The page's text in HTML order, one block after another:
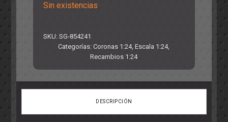
Sin existencias
SKU:SG-854241
Categorías:Coronas 1:24,Escala 1:24,
Recambios 1:24
DESCRIPCIÓN